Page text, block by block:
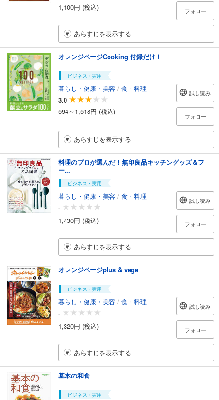
1,100円 (税込)
フォロー
あらすじを表示する
オレンジページCooking 付録だけ！
ビジネス・実用
暮らし・健康・美容 / 食・料理
3.0
594～1,518円 (税込)
試し読み
フォロー
あらすじを表示する
料理のプロが選んだ！無印良品キッチングッズ＆フ
ー...
ビジネス・実用
暮らし・健康・美容 / 食・料理
-
1,430円 (税込)
試し読み
フォロー
あらすじを表示する
オレンジページplus & vege
ビジネス・実用
暮らし・健康・美容 / 食・料理
-
1,320円 (税込)
試し読み
フォロー
あらすじを表示する
基本の和食
ビジネス・実用